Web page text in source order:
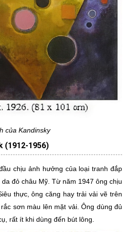
của Kandinsky
(1912-1956)
chịu ảnh hưởng của loại tranh đắp
đỏ châu Mỹ. Từ năm 1947 ông chịu
thực, ông căng hay trải vải vẽ trên
sơn màu lên mặt vải. Ông dùng đủ
rất ít khi dùng đến bút lông.